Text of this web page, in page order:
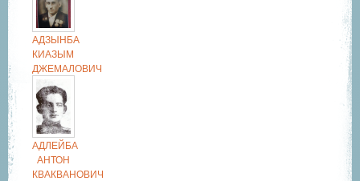
АДЗЫНБА
КИАЗЫМ
ДЖЕМАЛОВИЧ
АДЛЕЙБА
АНТОН
КВАКВАНОВИЧ